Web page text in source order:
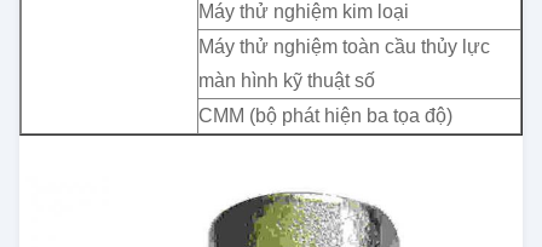
Máy thử nghiệm kim loại
Máy thử nghiệm toàn cầu thủy lực
màn hình kỹ thuật số
CMM (bộ phát hiện ba tọa độ)